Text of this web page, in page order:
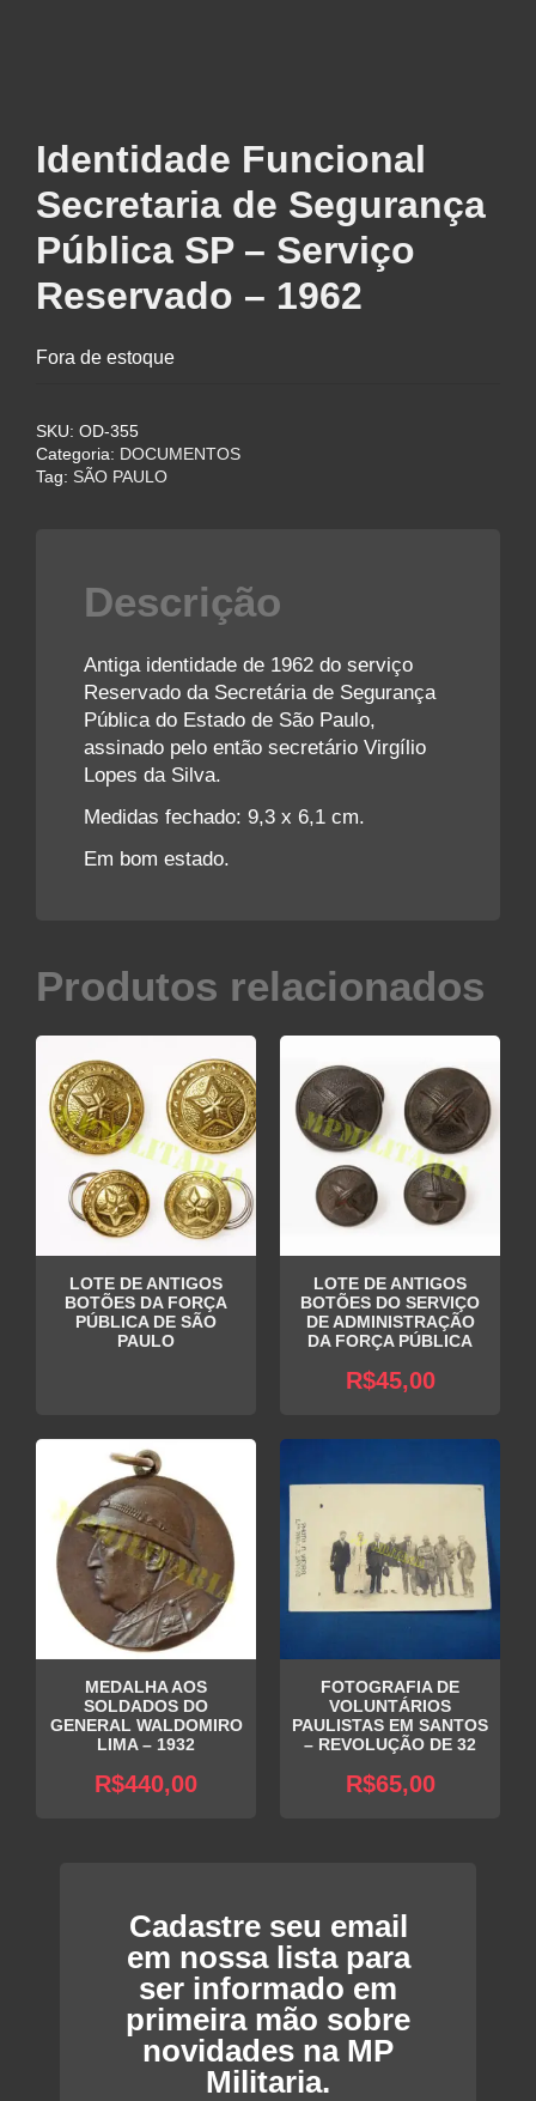
Identidade Funcional
Secretaria de Segurança
Pública SP – Serviço
Reservado – 1962
Fora de estoque
SKU: OD-355
Categoria: DOCUMENTOS
Tag: SÃO PAULO
Descrição
Antiga identidade de 1962 do serviço
Reservado da Secretária de Segurança
Pública do Estado de São Paulo,
assinado pelo então secretário Virgílio
Lopes da Silva.
Medidas fechado: 9,3 x 6,1 cm.
Em bom estado.
Produtos relacionados
LOTE DE ANTIGOS
BOTÕES DA FORÇA
PÚBLICA DE SÃO
PAULO
LOTE DE ANTIGOS
BOTÕES DO SERVIÇO
DE ADMINISTRAÇÃO
DA FORÇA PÚBLICA
R$45,00
MEDALHA AOS
SOLDADOS DO
GENERAL WALDOMIRO
LIMA – 1932
R$440,00
FOTOGRAFIA DE
VOLUNTÁRIOS
PAULISTAS EM SANTOS
– REVOLUÇÃO DE 32
R$65,00
Cadastre seu email
em nossa lista para
ser informado em
primeira mão sobre
novidades na MP
Militaria.